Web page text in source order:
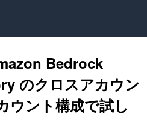
Bedrock
のクロスアカウン
ウント構成で試し